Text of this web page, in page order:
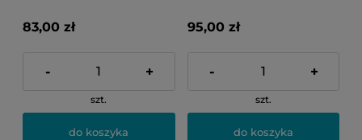
83,00 zł
- +
szt.
do koszyka
95,00 zł
- +
szt.
do koszyka